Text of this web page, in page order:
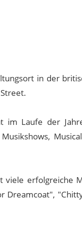
in der
im Laufe der
viele erfolgreiche
Dreamcoat",